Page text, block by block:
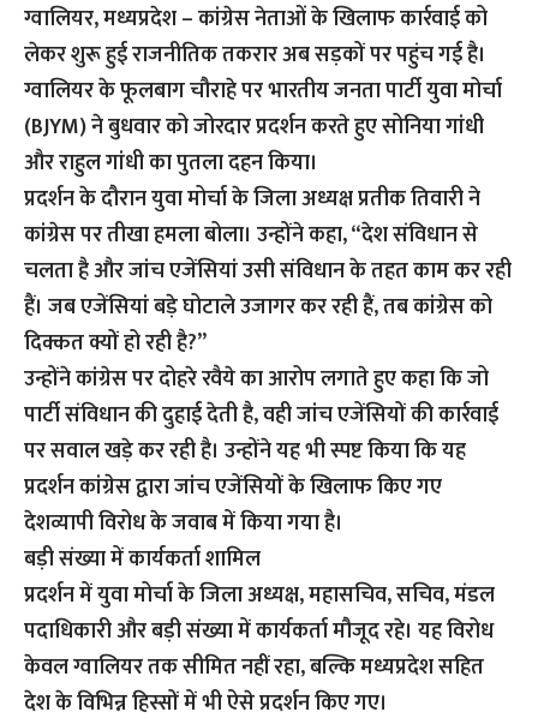
ग्वालियर, मध्यप्रदेश– कांग्रेस नेताओं के खिलाफ कार्रवाई को
लेकर शुरू हुई राजनीतिक तकरार अब सड़कों पर पहुंच गई है।
ग्वालियर के फूलबाग चौराहे पर भारतीय जनता पार्टी युवा मोर्चा
(BJYM) ने बुधवार को जोरदार प्रदर्शन करते हुए सोनिया गांधी
और राहुल गांधी का पुतला दहन किया।
प्रदर्शन के दौरान युवा मोर्चा के जिला अध्यक्षप्रतीक तिवारीने
कांग्रेस पर तीखा हमला बोला। उन्होंने कहा, “देश संविधान से
चलता है और जांच एजेंसियां उसी संविधान के तहत काम कर रही
हैं। जब एजेंसियां बड़े घोटाले उजागर कर रही हैं, तब कांग्रेस को
दिक्कत क्यों हो रही है?”
उन्होंने कांग्रेस पर दोहरे रवैये का आरोप लगाते हुए कहा कि जो
पार्टी संविधान की दुहाई देती है, वही जांच एजेंसियों की कार्रवाई
पर सवाल खड़े कर रही है। उन्होंने यह भी स्पष्ट किया कि यह
प्रदर्शन कांग्रेस द्वारा जांच एजेंसियों के खिलाफ किए गए
देशव्यापी विरोध के जवाब में किया गया है।
बड़ी संख्या में कार्यकर्ता शामिल
प्रदर्शन में युवा मोर्चा के जिला अध्यक्ष, महासचिव, सचिव, मंडल
पदाधिकारी और बड़ी संख्या में कार्यकर्ता मौजूद रहे। यह विरोध
केवल ग्वालियर तक सीमित नहीं रहा, बल्कि मध्यप्रदेश सहित
देश के विभिन्न हिस्सों में भी ऐसे प्रदर्शन किए गए।